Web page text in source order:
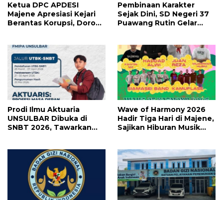
Ketua DPC APDESI
Majene Apresiasi Kejari
Berantas Korupsi, Dorong
Pembinaan Karakter
Sejak Dini, SD Negeri 37
Puawang Rutin Gelar
Prodi Ilmu Aktuaria
UNSULBAR Dibuka di
SNBT 2026, Tawarkan
Wave of Harmony 2026
Hadir Tiga Hari di Majene,
Sajikan Hiburan Musik